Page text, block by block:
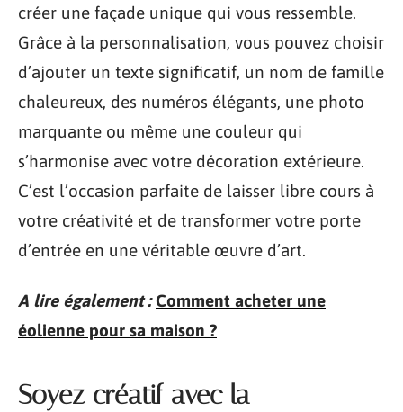
créer une façade unique qui vous ressemble.
Grâce à la personnalisation, vous pouvez choisir
d’ajouter un texte significatif, un nom de famille
chaleureux, des numéros élégants, une photo
marquante ou même une couleur qui
s’harmonise avec votre décoration extérieure.
C’est l’occasion parfaite de laisser libre cours à
votre créativité et de transformer votre porte
d’entrée en une véritable œuvre d’art.
A lire également : Comment acheter une
éolienne pour sa maison ?
Soyez créatif avec la